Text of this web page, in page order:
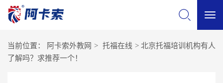
当前位置： 阿卡索外教网 > 托福在线 > 北京托福培训机构有人
了解吗？求推荐一个！